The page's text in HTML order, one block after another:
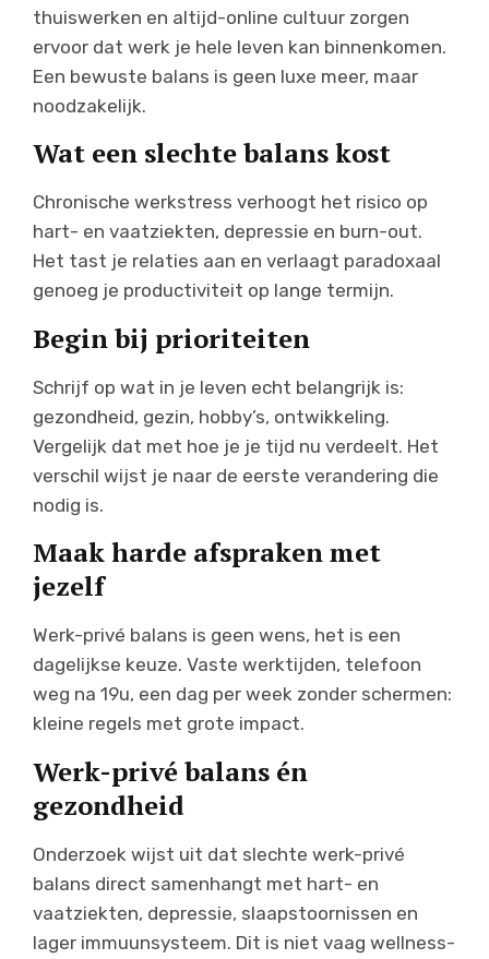
thuiswerken en altijd-online cultuur zorgen
ervoor dat werk je hele leven kan binnenkomen.
Een bewuste balans is geen luxe meer, maar
noodzakelijk.
Wat een slechte balans kost
Chronische werkstress verhoogt het risico op
hart- en vaatziekten, depressie en burn-out.
Het tast je relaties aan en verlaagt paradoxaal
genoeg je productiviteit op lange termijn.
Begin bij prioriteiten
Schrijf op wat in je leven echt belangrijk is:
gezondheid, gezin, hobby’s, ontwikkeling.
Vergelijk dat met hoe je je tijd nu verdeelt. Het
verschil wijst je naar de eerste verandering die
nodig is.
Maak harde afspraken met
jezelf
Werk-privé balans is geen wens, het is een
dagelijkse keuze. Vaste werktijden, telefoon
weg na 19u, een dag per week zonder schermen:
kleine regels met grote impact.
Werk-privé balans én
gezondheid
Onderzoek wijst uit dat slechte werk-privé
balans direct samenhangt met hart- en
vaatziekten, depressie, slaapstoornissen en
lager immuunsysteem. Dit is niet vaag wellness-